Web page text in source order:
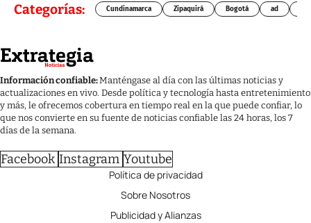
Categorías: Cundinamarca Zipaquirá Bogotá ad
Información confiable:Manténgase al día con las últimas noticias y
actualizaciones en vivo. Desde política y tecnología hasta entretenimiento
y más, le ofrecemos cobertura en tiempo real en la que puede confiar, lo
que nos convierte en su fuente de noticias confiable las 24 horas, los 7
días de la semana.
Facebook Instagram Youtube
Política de privacidad
Sobre Nosotros
Publicidad y Alianzas